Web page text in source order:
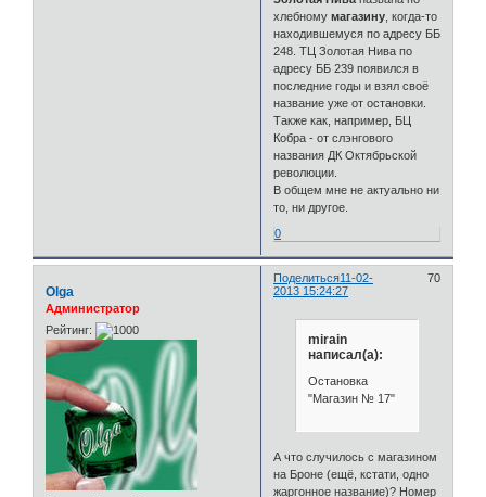
хлебномумагазину , когда-то
находившемуся по адресу ББ
248. ТЦ Золотая Нива по
адресу ББ 239 появился в
последние годы и взял своё
название уже от остановки.
Также как, например, БЦ
Кобра - от слэнгового
названия ДК Октябрьской
революции.
В общем мне не актуально ни
то, ни другое.
0
Поделиться 70
11-02-
2013 15:24:27
Olga
Администратор
Рейтинг:
mirain
написал(а):
Остановка
"Магазин № 17"
А что случилось с магазином
на Броне (ещё, кстати, одно
жаргонное название)? Номер